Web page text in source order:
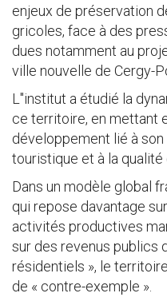
enjeux de préservation
gricoles, face à des
dues notamment au
ville nouvelle de Cergy-
L''institut a étudié la
ce territoire, en mettant
développement lié à
touristique et à la qualité
Dans un modèle global
qui repose davantage
activités productives
sur des revenus publics
résidentiels », le
de « contre-exemple ».